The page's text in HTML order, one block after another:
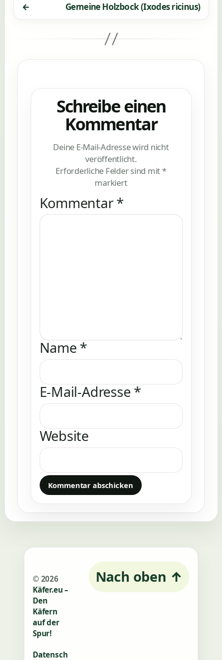
← Gemeine Holzbock (Ixodes ricinus)
Schreibe einen
Kommentar
Deine E-Mail-Adresse wird nicht
veröffentlicht.
Erforderliche Felder sind mit*
markiert
Kommentar*
Name *
E-Mail-Adresse *
Website
© 2026
Käfer.eu –
Den
Käfern
auf der
Spur!
Datensch
Nach oben ↑